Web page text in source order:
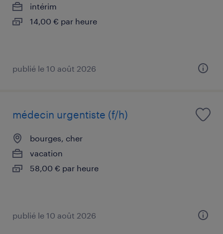
intérim
14,00 € par heure
publié le 10 août 2026
médecin urgentiste (f/h)
bourges, cher
vacation
58,00 € par heure
publié le 10 août 2026